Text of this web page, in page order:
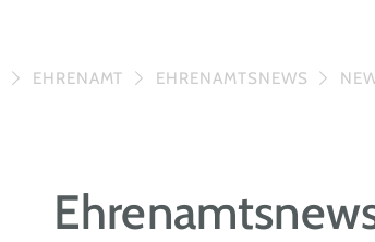
EHRENAMT EHRENAMTSNEWS